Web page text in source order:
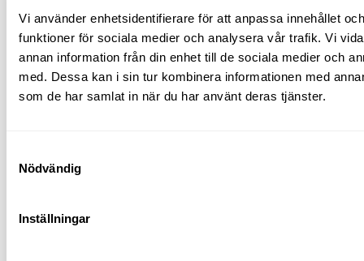
Vi använder enhetsidentifierare för att anpassa innehållet
funktioner för sociala medier och analysera vår trafik. Vi
annan information från din enhet till de sociala medier och
med. Dessa kan i sin tur kombinera informationen med
som de har samlat in när du har använt deras tjänster.
Nödvändig
Inställningar